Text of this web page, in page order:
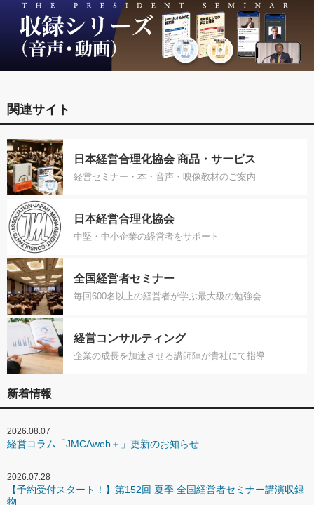
関連サイト
日本経営合理化協会 商品・サービス
経営セミナー・本・音声・映像教材のご案内
日本経営合理化協会
中堅・中小企業の経営者をサポート
全国経営者セミナー
毎回600名以上の経営者が学ぶ最大級の勉強会
経営コンサルティング
企業の成長を加速させる講師陣が貴社にて指導
新着情報
2026.08.07
経営コラム「JMCAweb＋」更新のお知らせ
2026.07.28
【予約受付スタート！】第152回 夏季 全国経営者セミナー講演収録
物